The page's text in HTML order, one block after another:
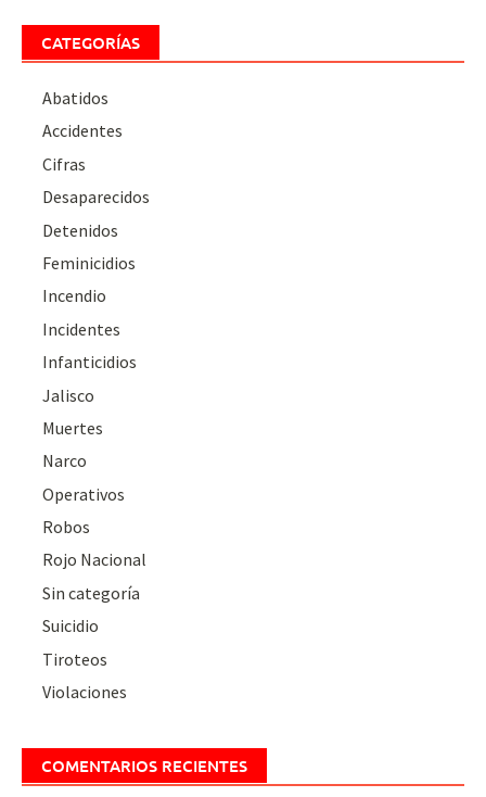
CATEGORÍAS
Abatidos
Accidentes
Cifras
Desaparecidos
Detenidos
Feminicidios
Incendio
Incidentes
Infanticidios
Jalisco
Muertes
Narco
Operativos
Robos
Rojo Nacional
Sin categoría
Suicidio
Tiroteos
Violaciones
COMENTARIOS RECIENTES